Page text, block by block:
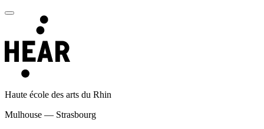
Haute école des arts du Rhin
Mulhouse — Strasbourg